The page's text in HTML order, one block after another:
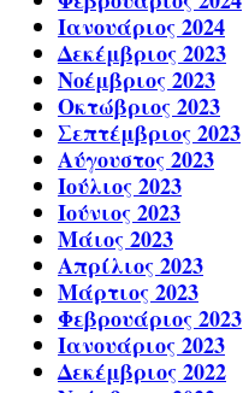
Ιανουάριος 2024
Δεκέμβριος 2023
Νοέμβριος 2023
Οκτώβριος 2023
Σεπτέμβριος 2023
Αύγουστος 2023
Ιούλιος 2023
Ιούνιος 2023
Μάιος 2023
Απρίλιος 2023
Μάρτιος 2023
Φεβρουάριος 2023
Ιανουάριος 2023
Δεκέμβριος 2022